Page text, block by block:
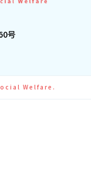
号
Welfare.